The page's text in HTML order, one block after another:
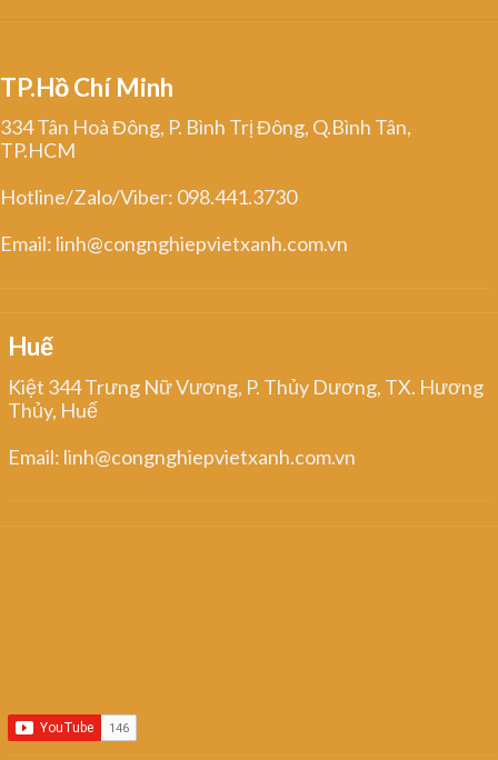
TP.Hồ Chí Minh
334 Tân Hoà Đông, P. Bình Trị Đông, Q.Bình Tân,
TP.HCM
Hotline/Zalo/Viber: 098.441.3730
Email: linh@congnghiepvietxanh.com.vn
Huế
Kiệt 344 Trưng Nữ Vương, P. Thủy Dương, TX. Hương
Thủy, Huế
Email: linh@congnghiepvietxanh.com.vn